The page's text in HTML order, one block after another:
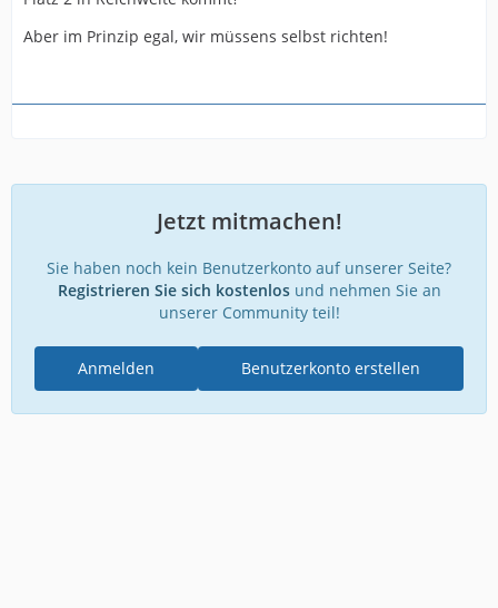
Aber im Prinzip egal, wir müssens selbst richten!
Jetzt mitmachen!
Sie haben noch kein Benutzerkonto auf unserer Seite?
Registrieren Sie sich kostenlosund nehmen Sie an
unserer Community teil!
Benutzerkonto erstellen
Anmelden